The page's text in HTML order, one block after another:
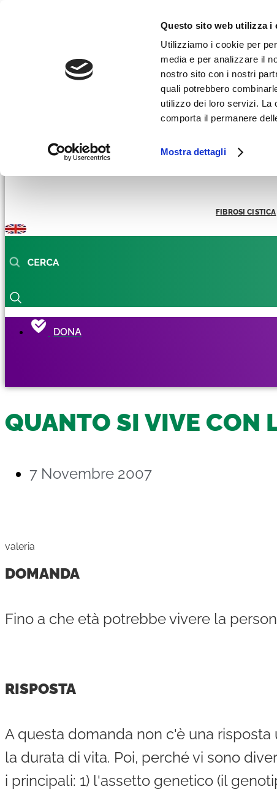
Questo sito web utilizza i
Utilizziamo i cookie per
media e per analizzare il
nostro sito con i nostri
quali potrebbero
utilizzo dei loro servizi. La
comporta il permanere
Mostra dettagli
AREA STAMPA
FIBROSI CISTICA
DONA
QUANTO SI VIVE CON
7 Novembre 2007
valeria
DOMANDA
Fino a che età potrebbe vivere la
RISPOSTA
A questa domanda non c'è una
la durata di vita. Poi, perché vi sono
i principali: 1) l'assetto genetico (il